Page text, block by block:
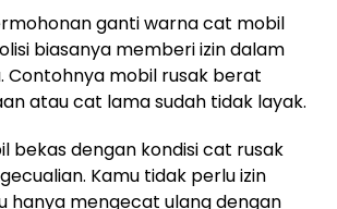
ganti warna cat mobil
biasanya memberi izin dalam
Contohnya mobil rusak berat
atau cat lama sudah tidak layak.
bekas dengan kondisi cat rusak
Kamu tidak perlu izin
hanya mengecat ulang dengan